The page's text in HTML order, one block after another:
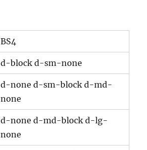
BS4
d-block d-sm-none
d-none d-sm-block d-md-
none
d-none d-md-block d-lg-
none